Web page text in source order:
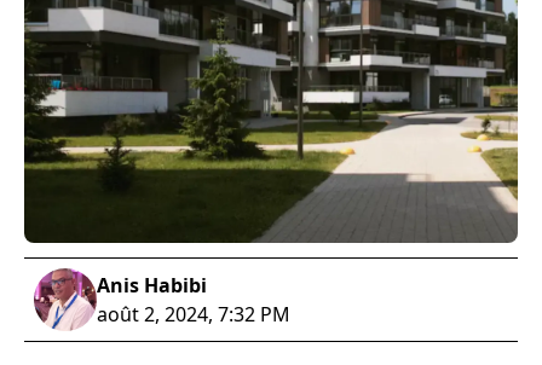
Anis Habibi
août 2, 2024, 7:32 PM